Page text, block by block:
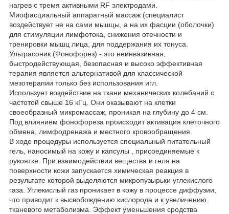
нагрев с тремя активными RF электродами.
Миофасциальный аппаратный массаж (специалист
воздействует не на сами мышцы, а на их фасции (оболочки)
для стимуляции лимфотока, снижения отечности и
тренировки мышц лица, для поддержания их тонуса.
Ультрасоник (Фонофорез) - это неинвазивная,
быстродействующая, безопасная и высоко эффективная
терапия является альтернативой для классической
мезотерапии только без использования игл.
Использует воздействие на ткани механических колебаний с
частотой свыше 16 кГц. Они оказывают на клетки
своеобразный микромассаж, проникая на глубину до 4 см.
Под влиянием фонофореза происходит активация клеточного
обмена, лимфодренажа и местного кровообращения.
В ходе процедуры используется специальный питательный
гель, наносимый на кожу и капсулы , присоединяемые к
рукоятке. При взаимодействии вещества и геля на
поверхности кожи запускается химическая реакция в
результате которой выделяются микропузырьки углекислого
газа. Углекислый газ проникает в кожу в процессе диффузии,
что приводит к высвобождению кислорода и к увеличению
тканевого метаболизма. Эффект уменьшения сродства